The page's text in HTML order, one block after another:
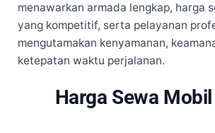
menawarkan armada lengkap, harga
yang kompetitif, serta pelayanan
mengutamakan kenyamanan,
ketepatan waktu perjalanan.
Harga Sewa